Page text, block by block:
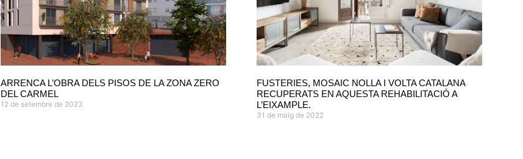
ARRENCA L’OBRA DELS PISOS DE LA ZONA ZERO
DEL CARMEL
12 de setembre de 2023
FUSTERIES, MOSAIC NOLLA I VOLTA CATALANA
RECUPERATS EN AQUESTA REHABILITACIÓ A
L’EIXAMPLE.
31 de maig de 2022